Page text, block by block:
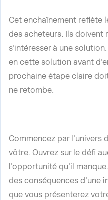
Cet enchaînement reflète
des acheteurs. Ils doivent
s'intéresser à une
en cette solution avant
prochaine étape claire
ne retombe.
Commencez par l'univers
vôtre. Ouvrez sur le défi
l'opportunité qu'il
des conséquences d'une
que vous présenterez